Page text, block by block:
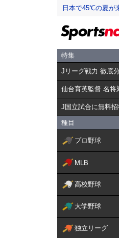
日本で45℃の夏が
特集
Jリーグ戦力 徹底
仙台育英監督 名将
J国立試合に無料
種目
プロ野球
MLB
高校野球
大学野球
独立リーグ